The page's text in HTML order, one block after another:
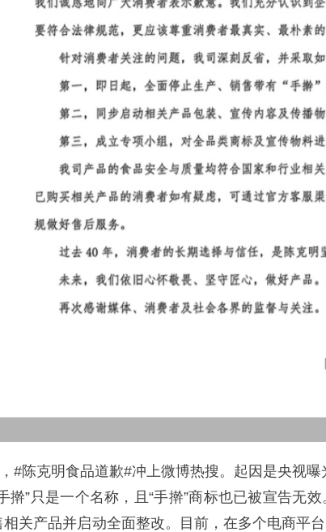
#陈克明食品道歉#冲上微博热搜。起因是央视
擀”只是一个名称，且“手擀”商标也已被宣告无
关产品并启动全面整改。目前，在多个电商平